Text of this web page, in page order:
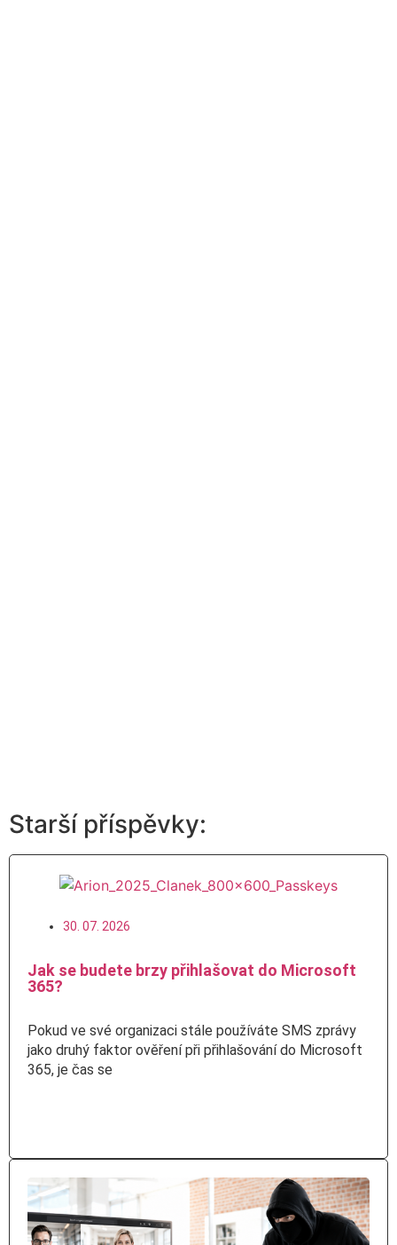
Starší příspěvky:
30. 07. 2026
Jak se budete brzy přihlašovat do Microsoft
365?
Pokud ve své organizaci stále používáte SMS zprávy
jako druhý faktor ověření při přihlašování do Microsoft
365, je čas se